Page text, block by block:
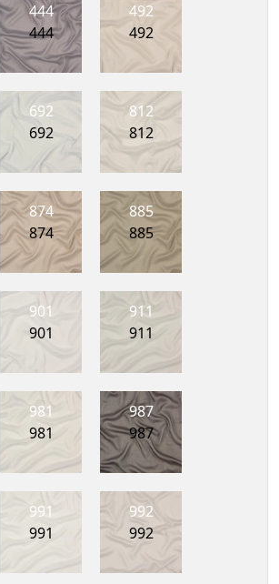
444
444
492
492
692
692
812
812
874
874
885
885
901
901
911
911
981
981
987
987
991
991
992
992